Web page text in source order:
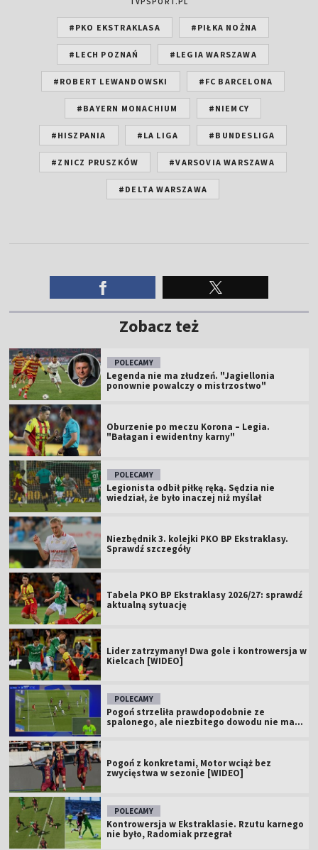
#PKO EKSTRAKLASA #PIŁKA NOŻNA
#LECH POZNAŃ #LEGIA WARSZAWA
#ROBERT LEWANDOWSKI #FC BARCELONA
#BAYERN MONACHIUM #NIEMCY
#HISZPANIA #LA LIGA #BUNDESLIGA
#ZNICZ PRUSZKÓW #VARSOVIA WARSZAWA
#DELTA WARSZAWA
Zobacz też
POLECAMY
Legenda nie ma złudzeń. "Jagiellonia
ponownie powalczy o mistrzostwo"
Oburzenie po meczu Korona – Legia.
"Bałagan i ewidentny karny"
POLECAMY
Legionista odbił piłkę ręką. Sędzia nie
wiedział, że było inaczej niż myślał
Niezbędnik 3. kolejki PKO BP Ekstraklasy.
Sprawdź szczegóły
Tabela PKO BP Ekstraklasy 2026/27: sprawdź
aktualną sytuację
Lider zatrzymany! Dwa gole i kontrowersja w
Kielcach [WIDEO]
POLECAMY
Pogoń strzeliła prawdopodobnie ze
spalonego, ale niezbitego dowodu nie ma...
Pogoń z konkretami, Motor wciąż bez
zwycięstwa w sezonie [WIDEO]
POLECAMY
Kontrowersja w Ekstraklasie. Rzutu karnego
nie było, Radomiak przegrał